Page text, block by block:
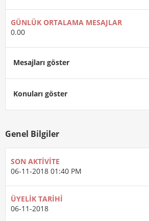
GÜNLÜK ORTALAMA MESAJLAR
0.00
Mesajları göster
Konuları göster
Genel Bilgiler
SON AKTIVITE
06-11-2018 01:40 PM
ÜYELIK TARIHI
06-11-2018